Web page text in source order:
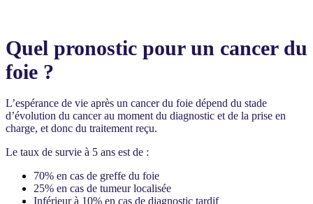
Quel pronostic pour un cancer du
foie ?
L’espérance de vie après un cancer du foie dépend du stade
d’évolution du cancer au moment du diagnostic et de la prise en
charge, et donc du traitement reçu.
Le taux de survie à 5 ans est de :
70% en cas de greffe du foie
25% en cas de tumeur localisée
Inférieur à 10% en cas de diagnostic tardif